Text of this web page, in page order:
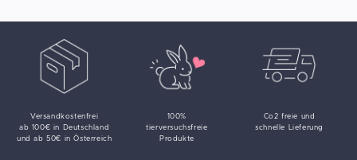
Versandkostenfrei
ab 100€ in Deutschland
und ab 50€ in Österreich
100%
tierversuchsfreie
Produkte
Co2 freie und
schnelle Lieferung